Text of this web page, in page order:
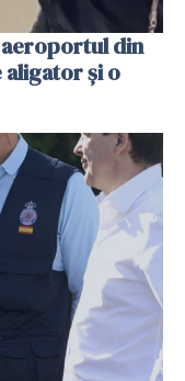
din
aligator și o